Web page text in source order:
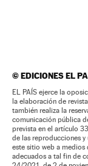
©EDICIONES EL
EL PAÍS ejerce la
la elaboración de
también realiza la
comunicación pública
prevista en el artículo
de las reproducciones y
este sitio web a medios
adecuados a tal fin de